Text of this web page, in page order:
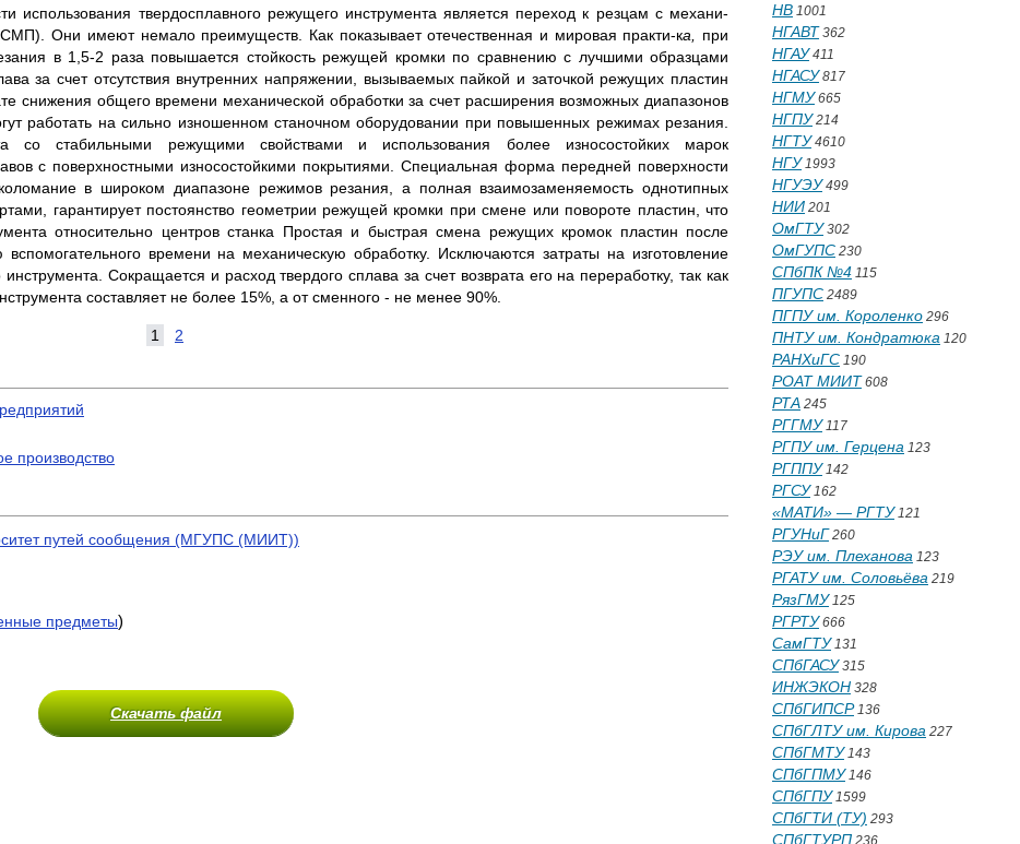
использования твердосплавного режущего инструмента является переход к резцам с механи­
Они имеют немало преимуществ. Как показыва­ет отечественная и мировая практи-ка, при
в 1,5-2 раза повышается стойкость режу­щей кромки по сравнению с лучшими образцами
за счет отсутствия внутренних напряже­нии, вызываемых пайкой и заточкой режущих пластин
снижения общего времени ме­ханической обработки за счет рас­ширения возможных диапазонов
работать на сильно изношенном станочном обо­рудовании при повышенных режимах резания.
со стабиль­ными режущими свойствами и ис­пользования более износостойких ма­рок
с поверхно­стными износостойкими покрытиями. Специальная форма передней по­верхности
в широком диапазоне режимов резания, а полная взаимозаме­няемость однотипных
гарантирует постоян­ство геометрии режущей кромки при смене или повороте пластин, что
относительно центров станка Простая и быстрая смена режущих кромок пластин после
времени на механическую обработку. Исключаются затраты на изготовление
Сокращается и расход твердого сплава за счет возврата его на переработку, так как
составляет не бо­лее 15%, а от сменного - не менее 90%.
1 2
производство
путей сообщения (МГУПС (МИИТ))
предметы)
Скачать файл
НВ 1001
НГАВТ 362
НГАУ411
НГАСУ817
НГМУ665
НГПУ214
НГТУ4610
НГУ1993
НГУЭУ499
НИИ 201
ОмГТУ302
ОмГУПС 230
СПбПК №4 115
ПГУПС 2489
ПГПУ им. Короленко 296
ПНТУ им. Кондратюка 120
РАНХиГС 190
РОАТ МИИТ 608
РТА 245
РГГМУ117
РГПУ им. Герцена 123
РГППУ142
РГСУ162
«МАТИ» — РГТУ121
РГУНиГ 260
РЭУ им. Плеханова 123
РГАТУ им. Соловьёва 219
РязГМУ125
РГРТУ666
СамГТУ131
СПбГАСУ315
ИНЖЭКОН 328
СПбГИПСР136
СПбГЛТУ им. Кирова 227
СПбГМТУ143
СПбГПМУ146
СПбГПУ1599
СПбГТИ (ТУ) 293
СПбГТУРП 236